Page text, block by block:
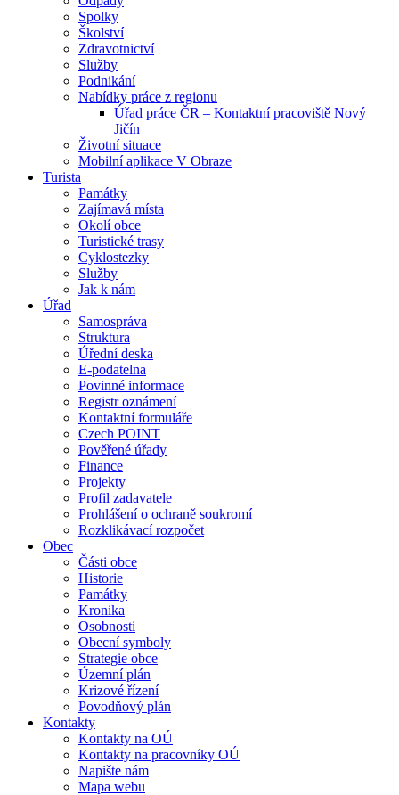
Spolky
Školství
Zdravotnictví
Služby
Podnikání
Nabídky práce z regionu
Úřad práce ČR – Kontaktní pracoviště Nový
Jičín
Životní situace
Mobilní aplikace V Obraze
Turista
Památky
Zajímavá místa
Okolí obce
Turistické trasy
Cyklostezky
Služby
Jak k nám
Úřad
Samospráva
Struktura
Úřední deska
E-podatelna
Povinné informace
Registr oznámení
Kontaktní formuláře
Czech POINT
Pověřené úřady
Finance
Projekty
Profil zadavatele
Prohlášení o ochraně soukromí
Rozklikávací rozpočet
Obec
Části obce
Historie
Památky
Kronika
Osobnosti
Obecní symboly
Strategie obce
Územní plán
Krizové řízení
Povodňový plán
Kontakty
Kontakty na OÚ
Kontakty na pracovníky OÚ
Napište nám
Mapa webu